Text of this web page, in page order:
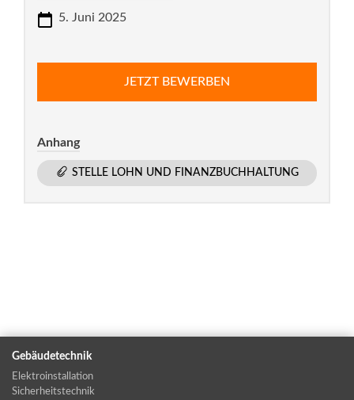
5. Juni 2025
JETZT BEWERBEN
Anhang
STELLE LOHN UND FINANZBUCHHALTUNG
Gebäudetechnik
Elektroinstallation
Sicherheitstechnik